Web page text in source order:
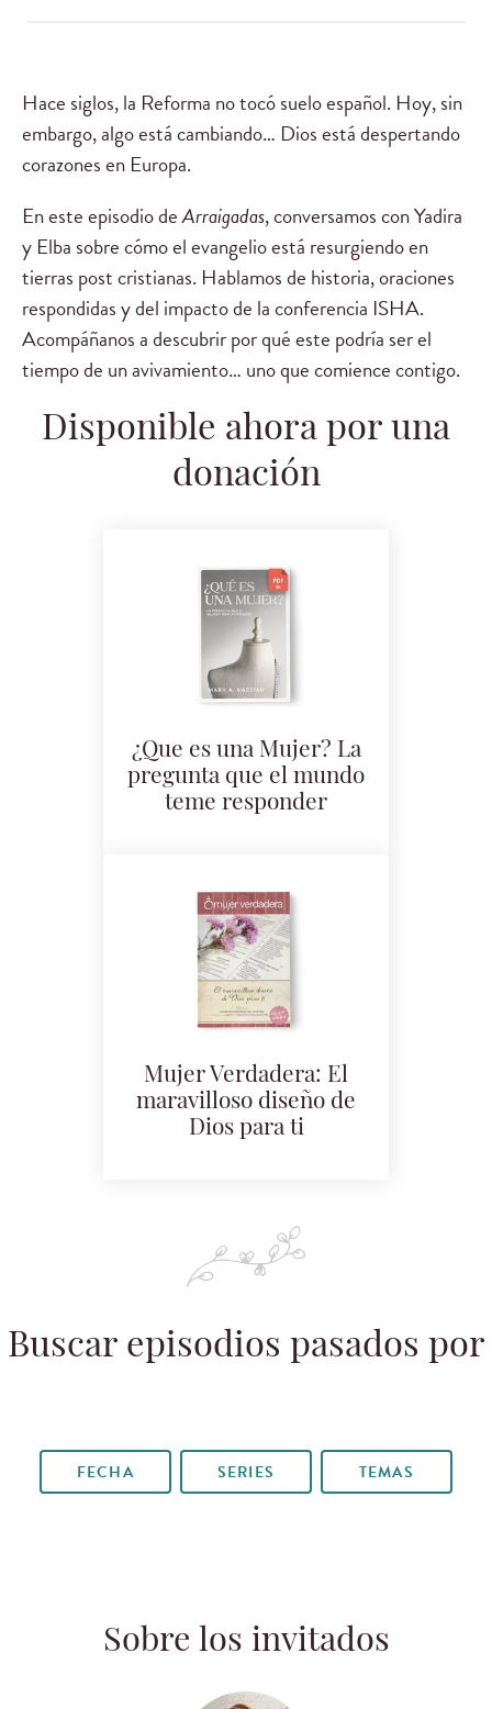
Hace siglos, la Reforma no tocó suelo español. Hoy, sin
embargo, algo está cambiando… Dios está despertando
corazones en Europa.
En este episodio deArraigadas, conversamos con Yadira
y Elba sobre cómo el evangelio está resurgiendo en
tierras post cristianas. Hablamos de historia, oraciones
respondidas y del impacto de la conferencia ISHA.
Acompáñanos a descubrir por qué este podría ser el
tiempo de un avivamiento… uno que comience contigo.
Disponible ahora por una
donación
¿Que es una Mujer? La
pregunta que el mundo
teme responder
Mujer Verdadera: El
maravilloso diseño de
Dios para ti
Buscar episodios pasados por
FECHA SERIES TEMAS
Sobre los invitados